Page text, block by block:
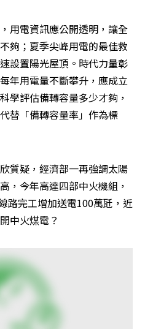
用電資訊應公開透明，讓全
夠；夏季尖峰用電的最佳救
設置陽光屋頂。時代力量彰
年用電量不斷攀升，應成立
學評估備轉容量多少才夠，
替「備轉容量率」作為標
質疑，經濟部一再強調太陽
，今年高達四部中火機組，
路完工增加送電100萬瓩，近
中火煤電？